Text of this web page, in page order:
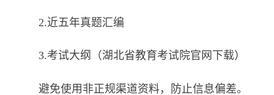
2.近五年真题汇编
3.考试大纲（湖北省教育考试院官网下载）
避免使用非正规渠道资料，防止信息偏差。